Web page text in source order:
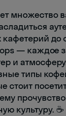
множество
кафетерий
— каждое
и
типы
стоит
культуру. ☕